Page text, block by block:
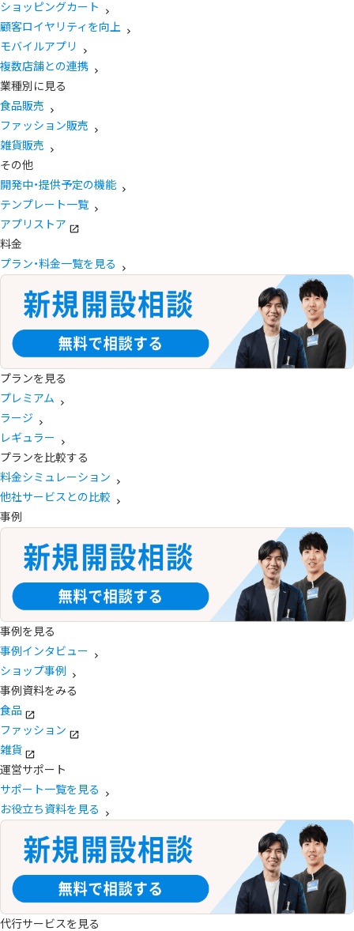
ショッピングカート
顧客ロイヤリティを向上
モバイルアプリ
複数店舗との連携
業種別に見る
食品販売
ファッション販売
雑貨販売
その他
開発中・提供予定の機能
テンプレート一覧
アプリストア
料金
プラン・料金一覧を見る
プランを見る
プレミアム
ラージ
レギュラー
プランを比較する
料金シミュレーション
他社サービスとの比較
事例
事例を見る
事例インタビュー
ショップ事例
事例資料をみる
食品
ファッション
雑貨
運営サポート
サポート一覧を見る
お役立ち資料を見る
代行サービスを見る